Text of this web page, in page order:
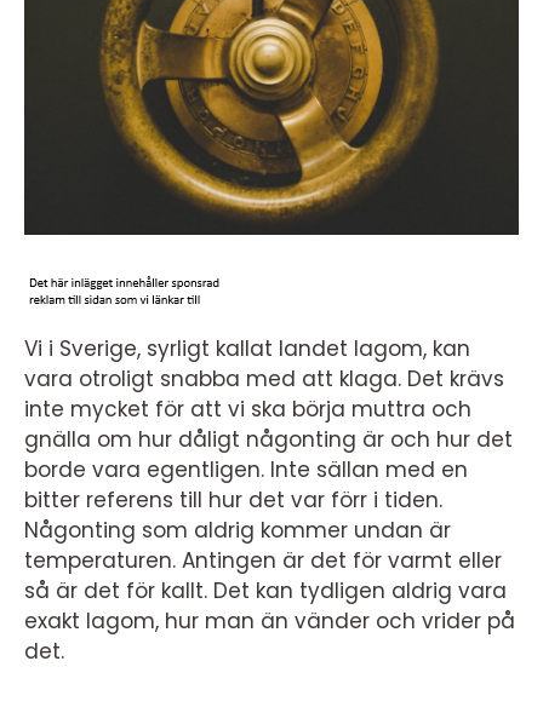
Vi i Sverige, syrligt kallat landet lagom, kan
vara otroligt snabba med att klaga. Det krävs
inte mycket för att vi ska börja muttra och
gnälla om hur dåligt någonting är och hur det
borde vara egentligen. Inte sällan med en
bitter referens till hur det var förr i tiden.
Någonting som aldrig kommer undan är
temperaturen. Antingen är det för varmt eller
så är det för kallt. Det kan tydligen aldrig vara
exakt lagom, hur man än vänder och vrider på
det.